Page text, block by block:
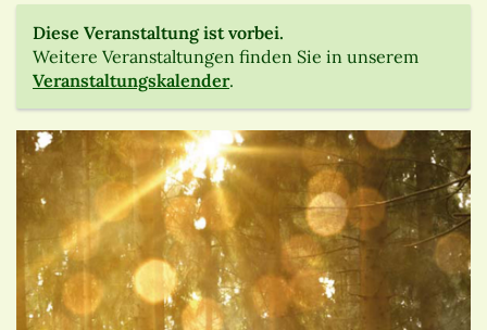
Diese Veranstaltung ist vorbei.
Weitere Veranstaltungen finden Sie in unserem
Veranstaltungskalender.